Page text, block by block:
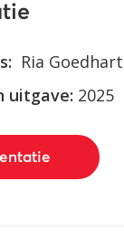
Ria Goedhart
uitgave: 2025